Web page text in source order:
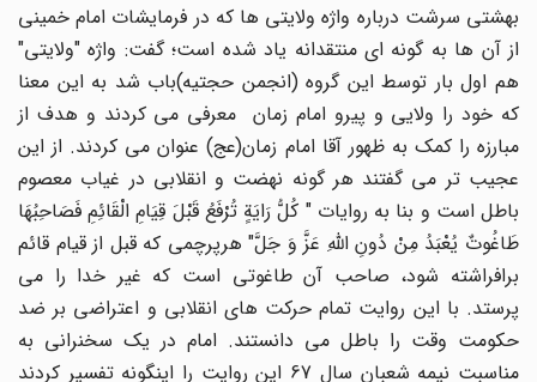
بهشتی سرشت درباره واژه ولایتی ها که در فرمایشات امام خمینی
از آن ها به گونه ای منتقدانه یاد شده است؛ گفت: واژه "ولایتی"
هم اول بار توسط این گروه (انجمن حجتیه)باب شد به این معنا
که خود را ولایی و پیرو امام زمان معرفی می کردند و هدف از
مبارزه را کمک به ظهور آقا امام زمان(عج) عنوان می کردند. از این
عجیب تر می گفتند هر گونه نهضت و انقلابی در غیاب معصوم
باطل است و بنا به روایات " کُلُّ رَایَةٍ تُرْفَعُ قَبْلَ قِیَامِ الْقَائِمِ فَصَاحِبُهَا
طَاغُوتٌ یُعْبَدُ مِنْ دُونِ اللَّهِ عَزَّ وَ جَلَّ" هرپرچمی که قبل از قیام قائم
برافراشته شود، صاحب آن طاغوتی است که غیر خدا را می
پرستد. با این روایت تمام حرکت های انقلابی و اعتراضی بر ضد
حکومت وقت را باطل می دانستند. امام در یک سخنرانی به
مناسبت نیمه شعبان سال 67 این روایت را اینگونه تفسیر کردند